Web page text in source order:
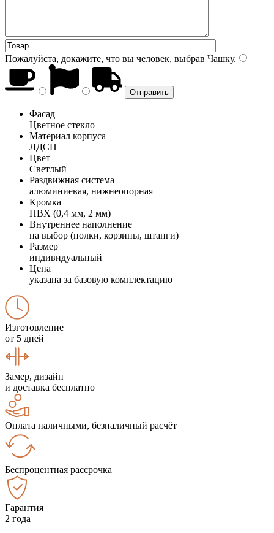
Пожалуйста, докажите, что вы человек, выбрав Чашку.
Фасад
Цветное стекло
Материал корпуса
ЛДСП
Цвет
Светлый
Раздвижная система
алюминиевая, нижнеопорная
Кромка
ПВХ (0,4 мм, 2 мм)
Внутреннее наполнение
на выбор (полки, корзины, штанги)
Размер
индивидуальный
Цена
указана за базовую комплектацию
Изготовление
от 5 дней
Замер, дизайн
и доставка бесплатно
Оплата наличными, безналичный расчёт
Беспроцентная рассрочка
Гарантия
2 года